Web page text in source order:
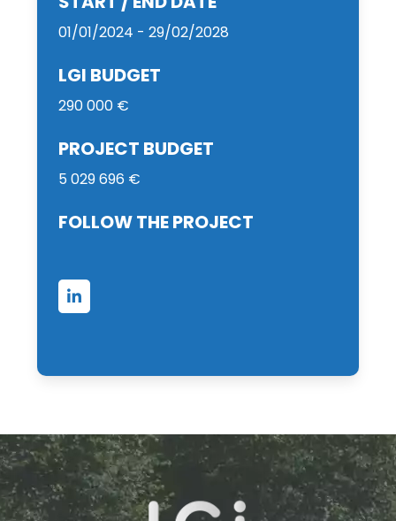
01/01/2024 - 29/02/2028
LGI BUDGET
290 000 €
PROJECT BUDGET
5 029 696 €
FOLLOW THE PROJECT